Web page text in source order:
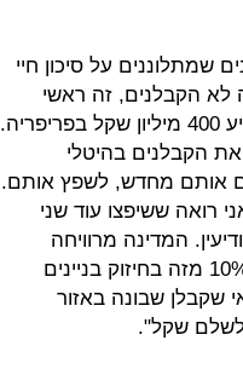
שמתלוננים על סיכון חיי
לא הקבלנים, זה ראשי
הערים. הקימו רשות להתחדשות עירונית שאמורה להשקיע 400 מיליון שקל בפריפריה.
הקבלנים בהיטלי
אותם מחדש, לשפץ אותם.
ששיפצו עוד שני
במודיעין. המדינה מרוויחה
מיליארדים מקרקעות באזורי ביקוש. היא יכולה להשקיע 10% מזה בחיזוק בניינים
שקבלן שבונה באזור
לשלם שקל".